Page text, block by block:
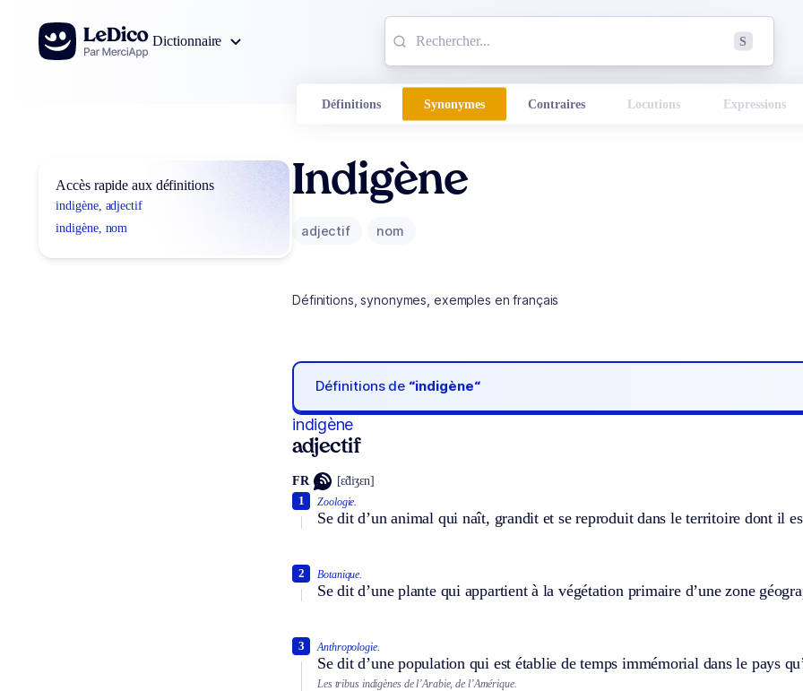
Aller au contenu
Dictionnaire
S
Définitions Synonymes Contraires Locutions Expressions
Accès rapide aux définitions
indigène, adjectif
indigène, nom
Indigène
adjectif nom
Définitions, synonymes, exemples en français
Définitions de “indigène“
indigène
adjectif
FR [ɛ̃diʒɛn]
Zoologie.
Se dit d’un animal qui naît, grandit et se reproduit dans le territoire dont il
1
Botanique.
Se dit d’une plante qui appartient à la végétation primaire d’une zone
2
Anthropologie.
Se dit d’une population qui est établie de temps immémorial dans le pays
3
Les tribus indigènes de l’Arabie, de l’Amérique.